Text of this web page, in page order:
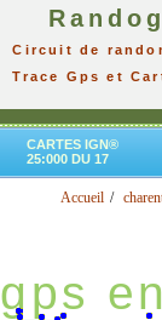
Circuit de
Trace Gps et
CARTES IGN®
25:000 DU 17
Accueil
gps